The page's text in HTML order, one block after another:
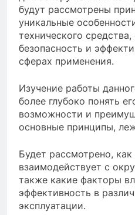
будут рассмотрены
уникальные
технического
безопасность и
сферах применения.
Изучение работы
более глубоко понять
возможности и
основные принципы,
Будет рассмотрено,
взаимодействует с
также какие факторы
эффективность в
эксплуатации.